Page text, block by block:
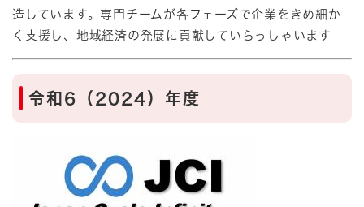
造しています。専門チームが各フェーズで企業をきめ細か
く支援し、地域経済の発展に貢献していらっしゃいます​
令和6（2024）年度